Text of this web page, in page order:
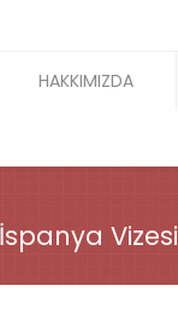
HAKKIMIZDA
Vizesi